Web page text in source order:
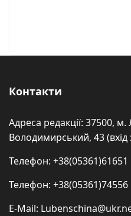
Контакти
Адреса редакції: 37500,
Володимирський, 43
Телефон: +38(05361)61651
Телефон: +38(05361)74556
E-Mail: